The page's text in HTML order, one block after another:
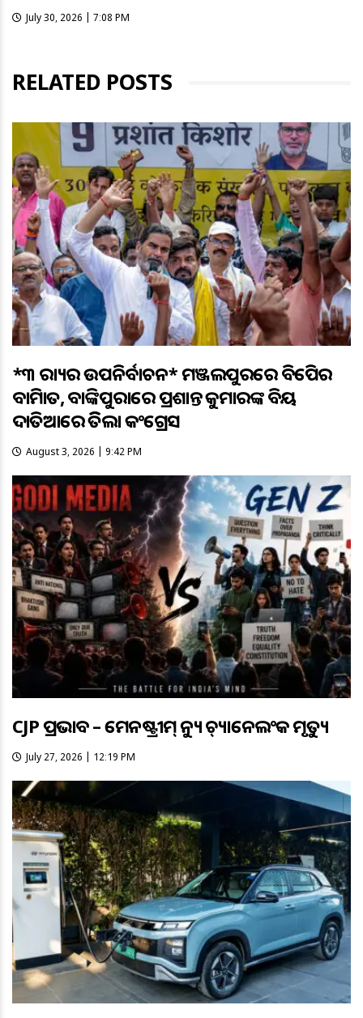
July 30, 2026 | 7:08 PM
RELATED POSTS
*୩ ରାଜ୍ୟର ଉପନିର୍ବାଚନ* ମଞ୍ଜଲପୁରରେ ବିଜେପିର
ବାଜିମାତ, ବାଙ୍କିପୁରାରେ ପ୍ରଶାନ୍ତ କୁମାରଙ୍କ ବିଜୟ
ଦାତିଆରେ ଜିତିଲା କଂଗ୍ରେସ
August 3, 2026 | 9:42 PM
CJP ପ୍ରଭାବ – ମେନଷ୍ଟ୍ରୀମ୍ ନ୍ୟୁଜ୍ ଚ୍ୟାନେଲଂକ ମୃତ୍ୟୁ
July 27, 2026 | 12:19 PM